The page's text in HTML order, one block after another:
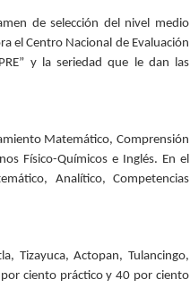
de selección del nivel medio
el Centro Nacional de Evaluación
y la seriedad que le dan las
Matemático, Comprensión
Físico-Químicos e Inglés. En el
Analítico, Competencias
Tizayuca, Actopan, Tulancingo,
ciento práctico y 40 por ciento